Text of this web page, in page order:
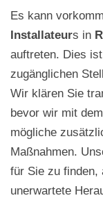
Es kann
Installateurs in
auftreten. Dies
zugänglichen
Wir klären Sie
bevor wir mit
mögliche
Maßnahmen.
für Sie zu finden,
unerwartete